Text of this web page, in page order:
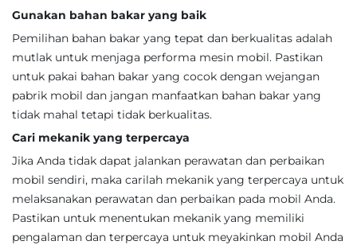
Gunakan bahan bakar yang baik
Pemilihan bahan bakar yang tepat dan berkualitas adalah
mutlak untuk menjaga performa mesin mobil. Pastikan
untuk pakai bahan bakar yang cocok dengan wejangan
pabrik mobil dan jangan manfaatkan bahan bakar yang
tidak mahal tetapi tidak berkualitas.
Cari mekanik yang terpercaya
Jika Anda tidak dapat jalankan perawatan dan perbaikan
mobil sendiri, maka carilah mekanik yang terpercaya untuk
melaksanakan perawatan dan perbaikan pada mobil Anda.
Pastikan untuk menentukan mekanik yang memiliki
pengalaman dan terpercaya untuk meyakinkan mobil Anda